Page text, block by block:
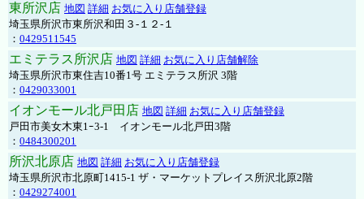
東所沢店 地図 詳細 お気に入り店舗登録
埼玉県所沢市東所沢和田３-１２-１
： 0429511545
エミテラス所沢店 地図 詳細 お気に入り店舗解除
埼玉県所沢市東住吉10番1号 エミテラス所沢 3階
： 0429033001
イオンモール北戸田店 地図 詳細 お気に入り店舗登録
戸田市美女木東1ｰ3‐1 イオンモール北戸田3階
： 0484300201
所沢北原店 地図 詳細 お気に入り店舗登録
埼玉県所沢市北原町1415-1 ザ・マーケットプレイス所沢北原2階
： 0429274001